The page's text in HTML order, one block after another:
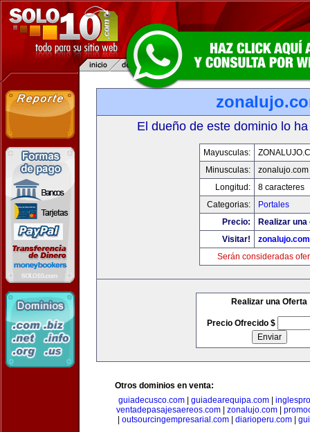
El dueño de este dominio lo
Mayusculas:
Minusculas:
zonalujo.com
Longitud:
8 caracteres
Categorias:
Portales
Precio:
Realizar
Visitar!
zonalujo.com
Serán consideradas
Realizar una Oferta
Precio Ofrecido $
Otros dominios en venta:
guiadecusco.com
guiadearequipa.com
ventadepasajesaereos.com
zonalujo.com
outsourcingempresarial.com| diarioperu.com|